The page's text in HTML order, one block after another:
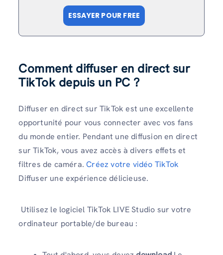
ESSAYER POUR FREE
Comment diffuser en direct sur
TikTok depuis un PC ?
Diffuser en direct sur TikTok est une excellente
opportunité pour vous connecter avec vos fans
du monde entier. Pendant une diffusion en direct
sur TikTok, vous avez accès à divers effets et
filtres de caméra.Créez votre vidéo TikTok
Diffuser une expérience délicieuse.
Utilisez le logiciel TikTok LIVE Studio sur votre
ordinateur portable/de bureau :